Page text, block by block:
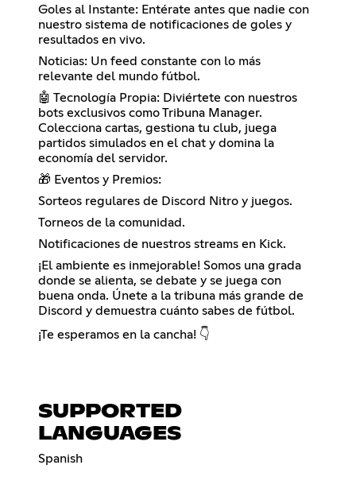
Goles al Instante: Entérate antes que nadie con
nuestro sistema de notificaciones de goles y
resultados en vivo.
Noticias: Un feed constante con lo más
relevante del mundo fútbol.
🤖 Tecnología Propia: Diviértete con nuestros
bots exclusivos como Tribuna Manager.
Colecciona cartas, gestiona tu club, juega
partidos simulados en el chat y domina la
economía del servidor.
🎁 Eventos y Premios:
Sorteos regulares de Discord Nitro y juegos.
Torneos de la comunidad.
Notificaciones de nuestros streams en Kick.
¡El ambiente es inmejorable! Somos una grada
donde se alienta, se debate y se juega con
buena onda. Únete a la tribuna más grande de
Discord y demuestra cuánto sabes de fútbol.
¡Te esperamos en la cancha! 👇
SUPPORTED
LANGUAGES
Spanish